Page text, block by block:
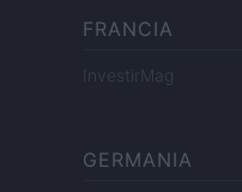
FRANCIA
InvestirMag
GERMANIA